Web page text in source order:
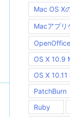
Mac OS X
Macアプリ
OpenOffice
OS X 10.9
OS X
PatchBurn
Ruby